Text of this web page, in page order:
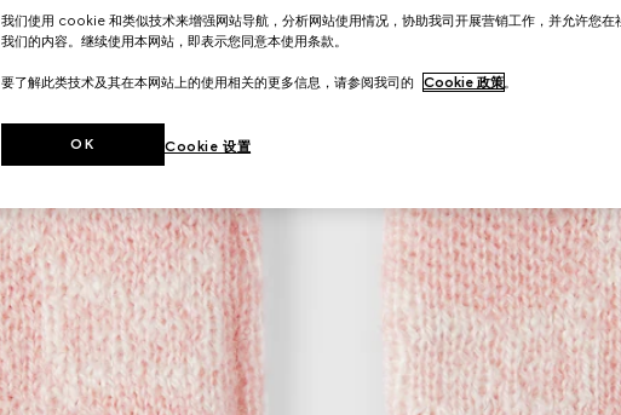
我们使用 cookie 和类似技术来增强网站导航，分析网站使用情况，协助我司开展营销工作，并允许您在
我们的内容。继续使用本网站，即表示您同意本使用条款。
要了解此类技术及其在本网站上的使用相关的更多信息，请参阅我司的 Cookie 政策。
Cookie 设置
OK